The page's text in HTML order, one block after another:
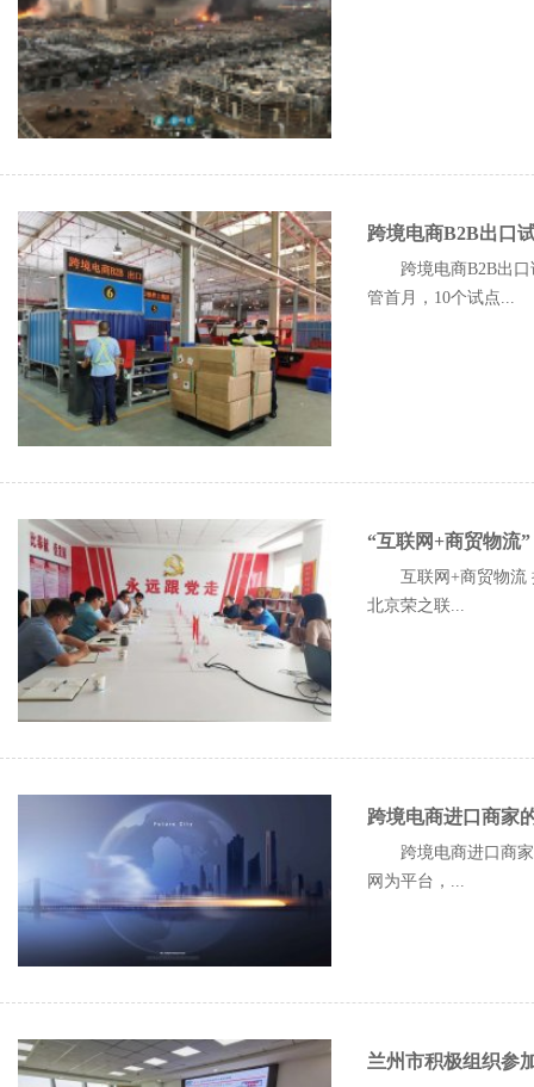
跨境电商B2B出口
跨境电商B2B出
管首月，10个试点...
“互联网+商贸物流
互联网+商贸物流
北京荣之联...
跨境电商进口商家
跨境电商进口商
网为平台，...
兰州市积极组织参